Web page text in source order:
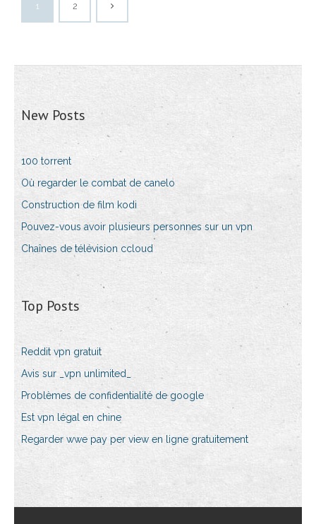
1 2
New Posts
100 torrent
Où regarder le combat de canelo
Construction de film kodi
Pouvez-vous avoir plusieurs personnes sur un vpn
Chaînes de télévision ccloud
Top Posts
Reddit vpn gratuit
Avis sur _vpn unlimited_
Problèmes de confidentialité de google
Est vpn légal en chine
Regarder wwe pay per view en ligne gratuitement